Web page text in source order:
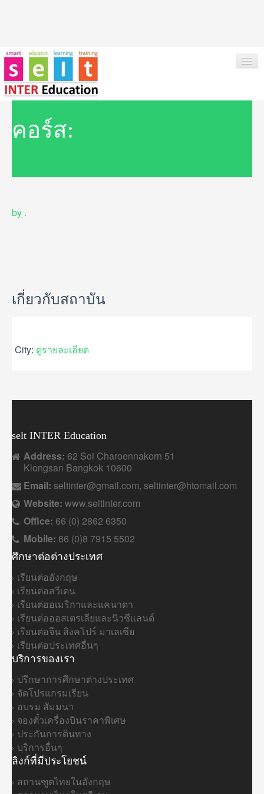
คอร์ส:
by .
เกี่ยวกับสถาบัน
City: ดูรายละเอียด
selt INTER Education
Address: 62 Soi Charoennakorn 51
Klongsan Bangkok 10600
Email: seltinter@gmail.com, seltinter@htomail.com
Website: www.seltinter.com
Office: 66 (0) 2862 6350
Mobile: 66 (0)8 7915 5502
ศึกษาต่อต่างประเทศ
เรียนต่ออังกฤษ
เรียนต่อสวีเดน
เรียนต่ออเมริกาและแคนาดา
เรียนต่อออสเตรเลียและนิวซีแลนด์
เรียนต่อจีน สิงคโปร์ มาเลเซีย
เรียนต่อประเทศอื่นๆ
บริการของเรา
ปรึกษาการศึกษาต่างประเทศ
จัดโปรแกรมเรียน
อบรม สัมมนา
จองตั๋วเครื่องบินราคาพิเศษ
ประกันการดินทาง
บริการอื่นๆ
ลิงก์ที่มีประโยชน์
สถานฑูตไทยในอังกฤษ